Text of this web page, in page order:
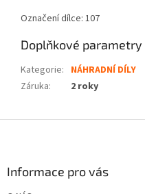
Označení dílce: 107
Doplňkové parametry
Kategorie: NÁHRADNÍ DÍLY
Záruka: 2 roky
Informace pro vás